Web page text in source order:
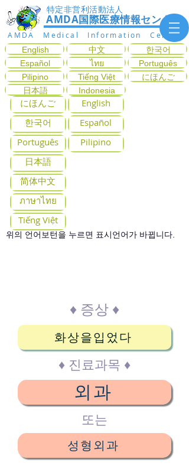
AMDA国際医療情報センター
特定非営利活動法人
AMDA Medical Information Center
English
Español
Pilipino
日本語
中文
ไทย
Tiếng Việt
Indonesia
한국어
Português
にほんご
にほんご
한국어
Português
日本語
English
Español
Pilipino
简体中文
ภาษาไทย
Tiếng Việt
위의 언어보턴을 누르면 표시언어가 바뀝니다.
♦ 증상 ♦
화상을입었다
♦ 진료과목 ♦
외과
또는
성형외과